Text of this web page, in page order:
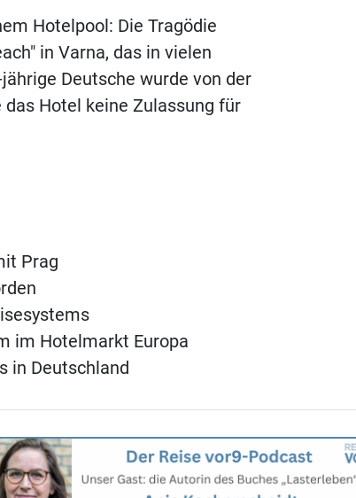
Hotelpool: Die Tragödie
in Varna, das in vielen
Deutsche wurde von der
Hotel keine Zulassung für
Prag
im Hotelmarkt Europa
in Deutschland